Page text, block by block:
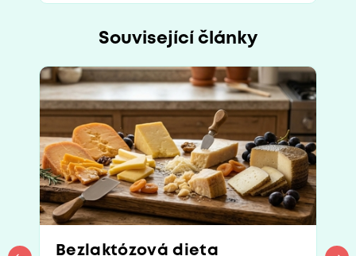
Související články
Bezlaktózová dieta